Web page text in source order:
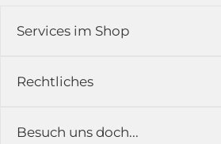
Rechtliches
Impressum
Services im Shop
Versandkosten
Erfahrungsberichte & Bewertungen
Besuch uns doch...